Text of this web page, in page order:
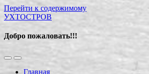
Перейти к содержимому
УХТОСТРОВ
Добро пожаловать!!!
Переключить
мобильное
Переключить
поле
Главная